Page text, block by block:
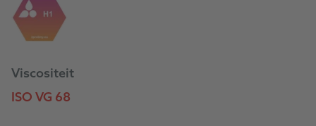
Viscositeit
ISO VG 68